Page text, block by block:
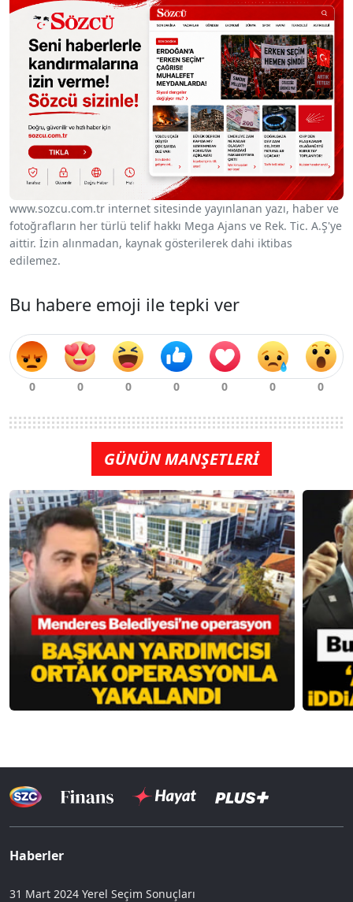
www.sozcu.com.tr internet sitesinde yayınlanan yazı, haber ve
fotoğrafların her türlü telif hakkı Mega Ajans ve Rek. Tic. A.Ş'ye
aittir. İzin alınmadan, kaynak gösterilerek dahi iktibas
edilemez.
Bu habere emoji ile tepki ver
GÜNÜN MANŞETLERİ
Haberler
31 Mart 2024 Yerel Seçim Sonuçları